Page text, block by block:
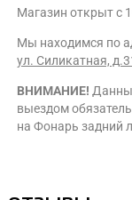
Магазин открыт с
Мы находимся по
ул. Силикатная,
ВНИМАНИЕ!
выездом
на Фонарь задний